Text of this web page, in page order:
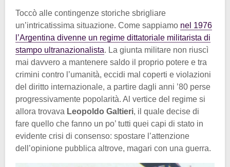
Toccò alle contingenze storiche sbrigliare
un’intricatissima situazione. Come sappiamo nel 1976
l’Argentina divenne un regime dittatoriale militarista di
stampo ultranazionalista. La giunta militare non riuscì
mai davvero a mantenere saldo il proprio potere e tra
crimini contro l’umanità, eccidi mal coperti e violazioni
del diritto internazionale, a partire dagli anni ’80 perse
progressivamente popolarità. Al vertice del regime si
allora trovava Leopoldo Galtieri, il quale decise di
fare quello che fanno un po’ tutti quei capi di stato in
evidente crisi di consenso: spostare l’attenzione
dell’opinione pubblica altrove, magari con una guerra.